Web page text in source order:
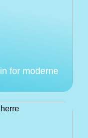
for moderne